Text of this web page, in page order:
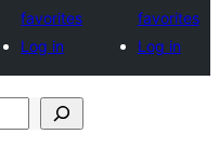
favorites
Log in
favorites
Log in